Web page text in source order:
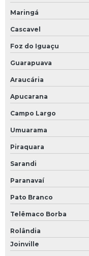
Maringá
Cascavel
Foz do Iguaçu
Guarapuava
Araucária
Apucarana
Campo Largo
Umuarama
Piraquara
Sarandi
Paranavaí
Pato Branco
Telêmaco Borba
Rolândia
Joinville